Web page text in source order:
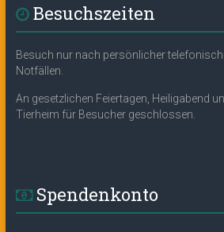
Besuchszeiten
Besuch nur nach persönlicher
Notfällen.
An gesetzlichen Feiertagen, Heiligabend
Tierheim für Besucher geschlossen.
Spendenkonto